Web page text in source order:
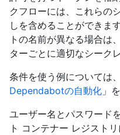
クフローには、これらの
しを含めることができま
トの名前が異なる場合は
ターごとに適切なシーク
条件を使う例については
Dependabotの自動化 」
ユーザー名とパスワード
ト コンテナー レジスト